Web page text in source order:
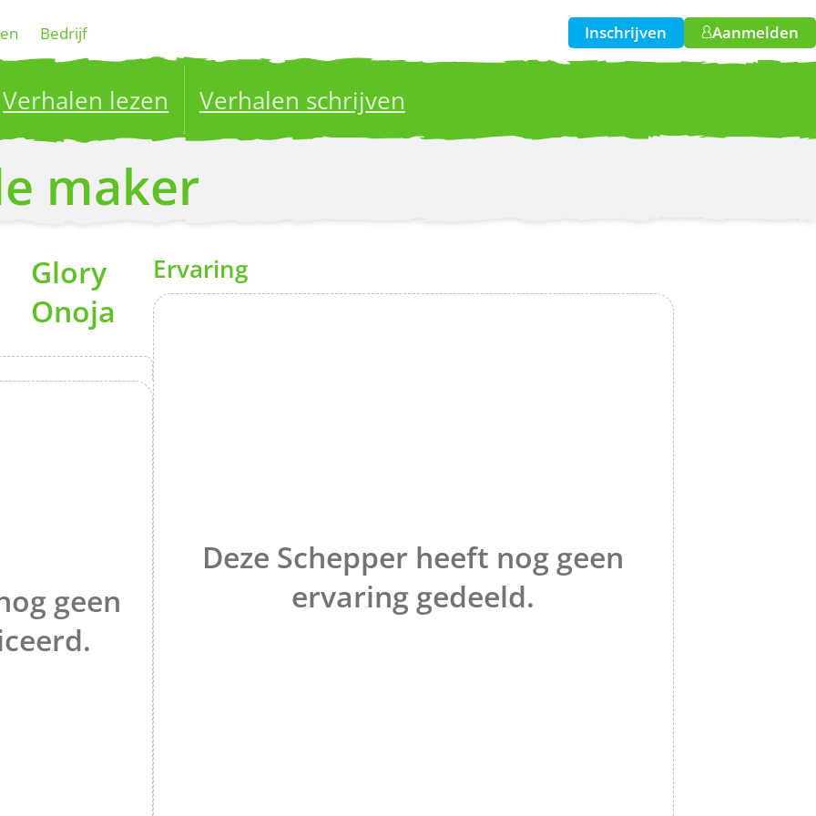
Bedrijf Inschrijven Aanmelden
Verhalen lezen Verhalen schrijven
your stories to a global audience.
maker
Glory
Onoja
geen
Ervaring
Deze Schepper heeft nog geen
ervaring gedeeld.